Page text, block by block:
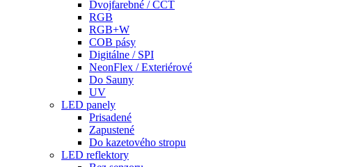
Dvojfarebné / CCT
RGB
RGB+W
COB pásy
Digitálne / SPI
NeonFlex / Exteriérové
Do Sauny
UV
LED panely
Prisadené
Zapustené
Do kazetového stropu
LED reflektory